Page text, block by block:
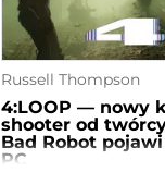
Russell Thompson
4:LOOP — nowy
shooter od
Bad Robot
PC